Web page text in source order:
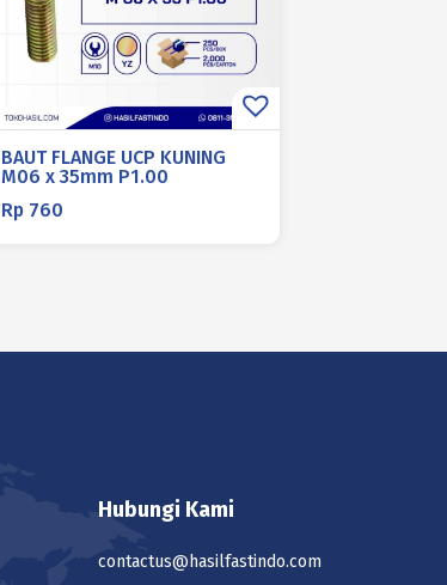
BAUT FLANGE UCP KUNING
M06 x 35mm P1.00
Rp 760
Hubungi Kami
contactus@hasilfastindo.com